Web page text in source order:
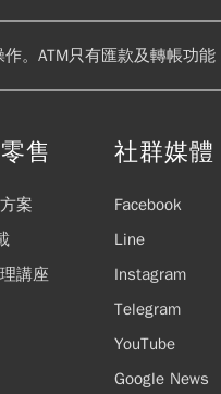
。ATM只有匯款及轉帳功
售
案
講座
社群媒體
Facebook
Line
Instagram
Telegram
YouTube
Google News